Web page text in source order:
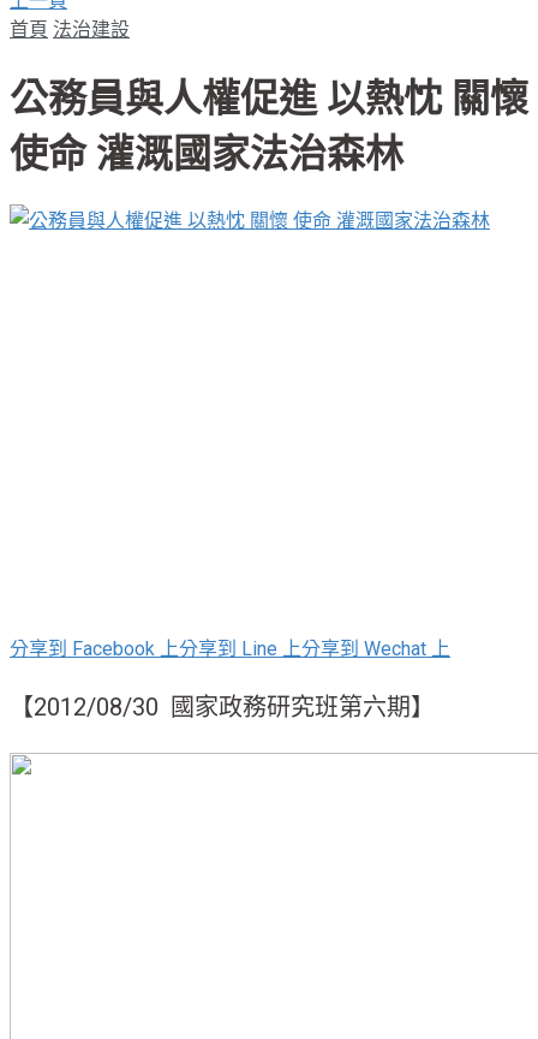
首頁 法治建設
公務員與人權促進 以熱忱 關懷
使命 灌溉國家法治森林
分享到 Facebook 上分享到 Line 上分享到 Wechat 上
【2012/08/30 國家政務研究班第六期】